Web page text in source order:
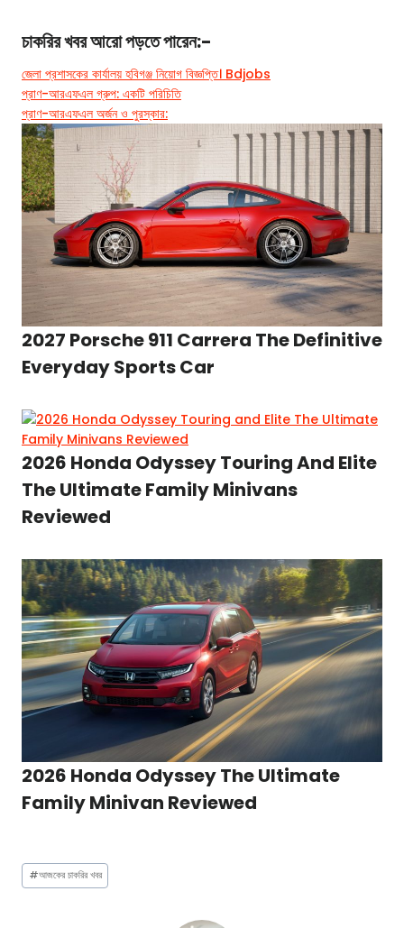
চাকরির খবরআরো পড়তে পারেন:-
জেলা প্রশাসকের কার্যালয় হবিগঞ্জ নিয়োগ বিজ্ঞপ্তি। Bdjobs
প্রাণ-আরএফএল গ্রুপ: একটি পরিচিতি
প্রাণ-আরএফএল অর্জন ও পুরস্কার:
2027 Porsche 911 Carrera The Definitive
Everyday Sports Car
2026 Honda Odyssey Touring And Elite
The Ultimate Family Minivans
Reviewed
2026 Honda Odyssey The Ultimate
Family Minivan Reviewed
Post
Tags:
#আজকের চাকরির খবর